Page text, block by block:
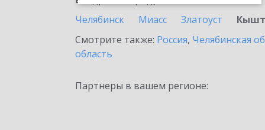
Челябинск
Миасс Златоуст
Смотрите также: Россия, Челябинская
область
Партнеры в вашем регионе: